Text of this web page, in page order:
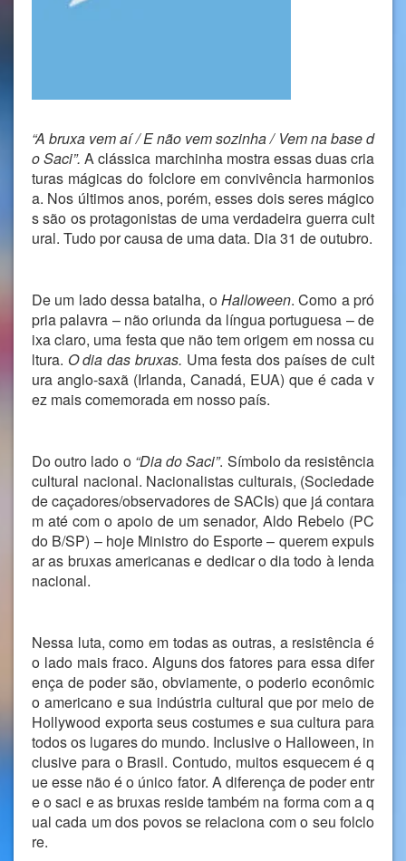
“A bruxa vem aí / E não vem sozinha / Vem na base d
o Saci”. A clássica marchinha mostra essas duas cria
turas mágicas do folclore em convivência harmonios
a. Nos últimos anos, porém, esses dois seres mágico
s são os protagonistas de uma verdadeira guerra cult
ural. Tudo por causa de uma data. Dia 31 de outubro.
De um lado dessa batalha, oHalloween. Como a pró
pria palavra – não oriunda da língua portuguesa – de
ixa claro, uma festa que não tem origem em nossa cu
ltura. O dia das bruxas. Uma festa dos países de cult
ura anglo-saxã (Irlanda, Canadá, EUA) que é cada v
ez mais comemorada em nosso país.
Do outro lado o “Dia do Saci”. Símbolo da resistência
cultural nacional. Nacionalistas culturais, (Sociedade
de caçadores/observadores de SACIs) que já contara
m até com o apoio de um senador, Aldo Rebelo (PC
do B/SP) – hoje Ministro do Esporte – querem expuls
ar as bruxas americanas e dedicar o dia todo à lenda
nacional.
Nessa luta, como em todas as outras, a resistência é
o lado mais fraco. Alguns dos fatores para essa difer
ença de poder são, obviamente, o poderio econômic
o americano e sua indústria cultural que por meio de
Hollywood exporta seus costumes e sua cultura para
todos os lugares do mundo. Inclusive o Halloween, in
clusive para o Brasil. Contudo, muitos esquecem é q
ue esse não é o único fator. A diferença de poder entr
e o saci e as bruxas reside também na forma com a q
ual cada um dos povos se relaciona com o seu folclo
re.